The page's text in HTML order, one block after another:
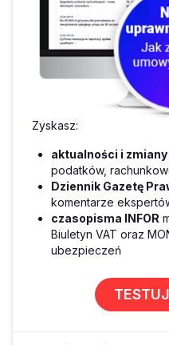
Zyskasz:
aktualności i
podatków,
Dziennik Gazetę
komentarze
czasopisma INFOR
Biuletyn VAT oraz
ubezpieczeń